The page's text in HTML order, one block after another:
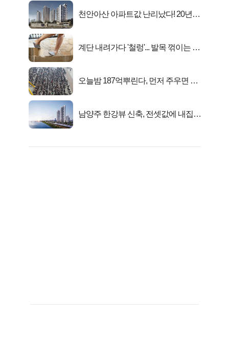
천안아산 아파트값 난리났다! 20년
계단 내려가다 '철렁'... 발목 꺾이는 이
오늘밤 187억뿌린다, 먼저 주우면 최
남양주 한강뷰 신축, 전셋값에 내집마